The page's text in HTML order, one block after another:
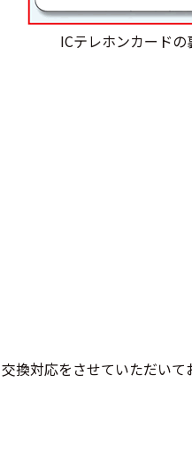
ICテレホンカードの
対応をさせていただいて